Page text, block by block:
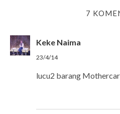
7
Keke Naima
23/4/14
lucu2 barang